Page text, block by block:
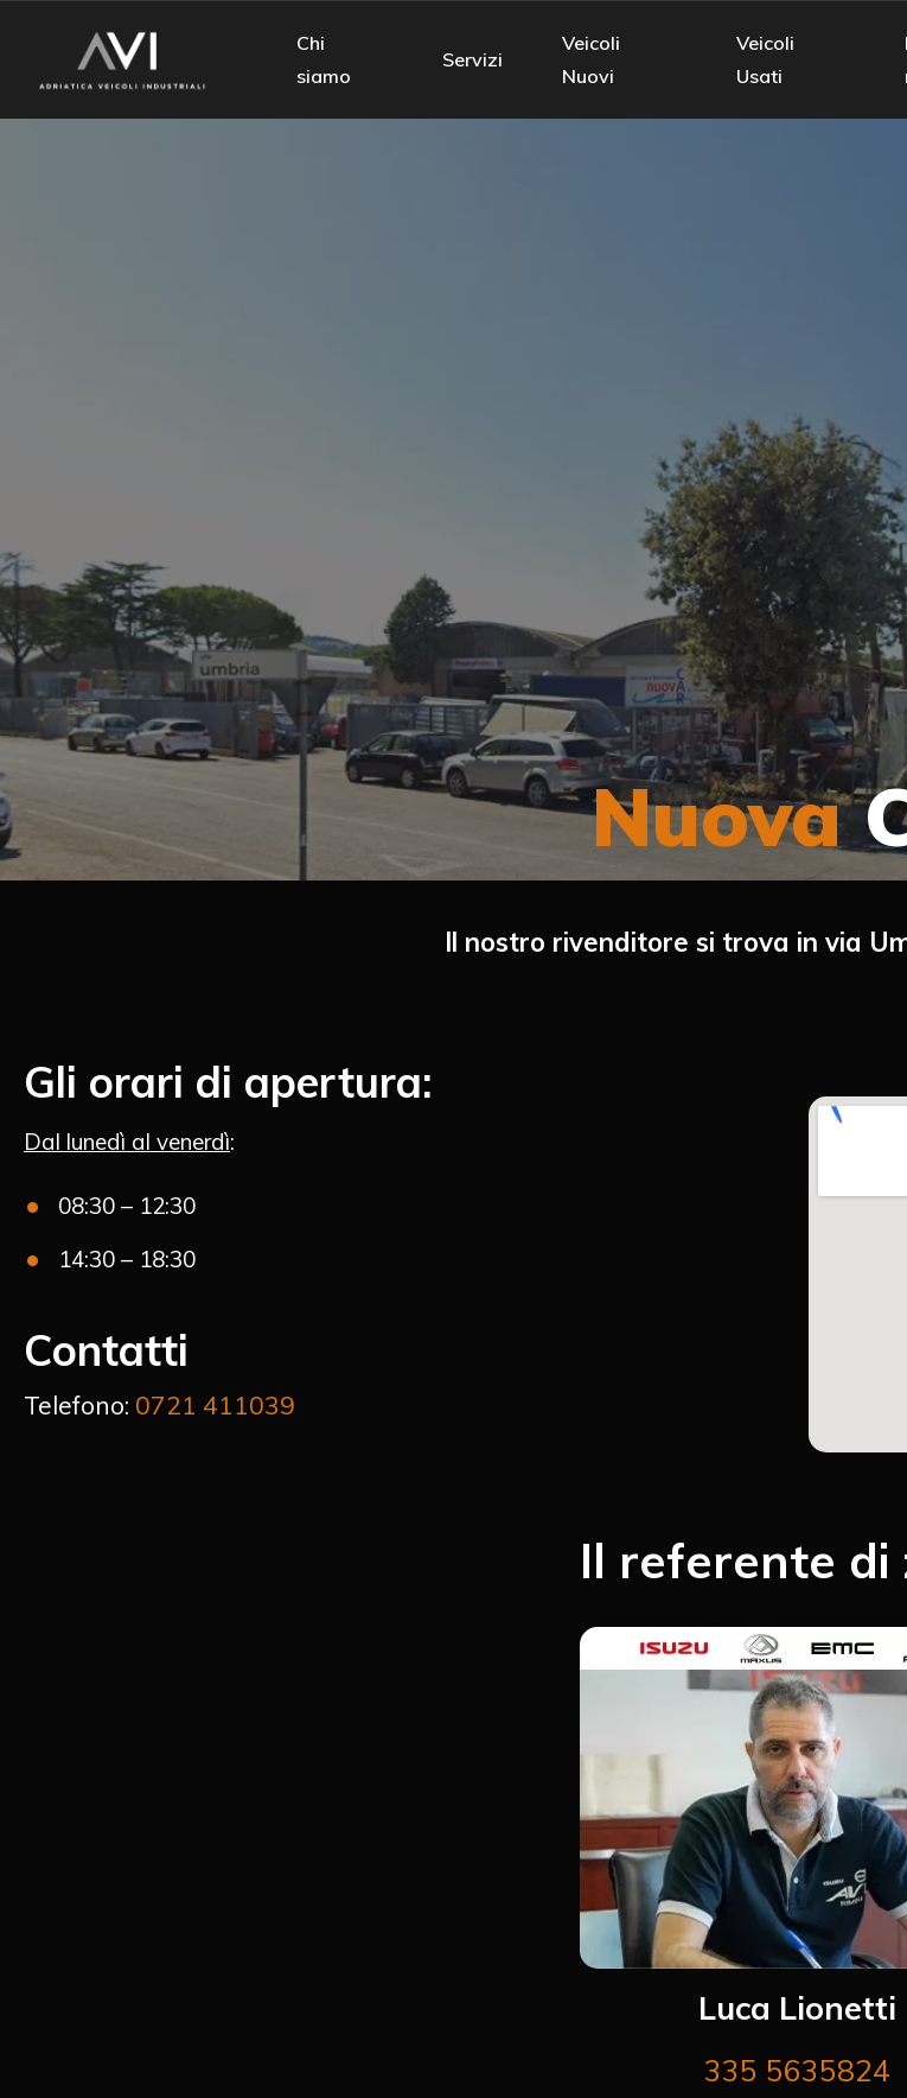
Chi
siamo
Servizi
Veicoli
Nuovi
Veicoli
Usati
Nuova
Il nostro rivenditore si trova in via
Gli orari di apertura:
Dal lunedì al venerdì:
08:30 – 12:30
14:30 – 18:30
Contatti
Telefono: 0721 411039
Il referente di
Luca Lionetti
335 5635824